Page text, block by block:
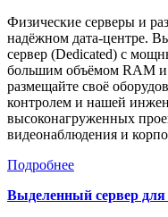
Физические серверы и
надёжном дата-центре.
сервер (Dedicated) с
большим объёмом RAM
размещайте своё
контролем и нашей
высоконагруженных
видеонаблюдения и
Подробнее
Выделенный сервер